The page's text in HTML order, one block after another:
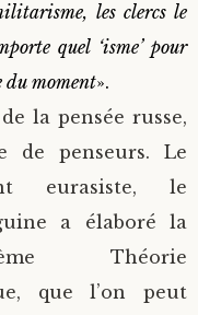
les clercs le
quel ‘isme’ pour
du moment».
la pensée russe,
penseurs. Le
eurasiste, le
a élaboré la
Théorie
que l’on peut